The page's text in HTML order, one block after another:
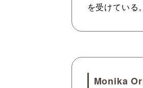
を受けている。
Monika